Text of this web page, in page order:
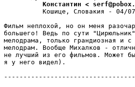
Константин <
Кошице, Словакия - 04/
Фильм неплохой, но он меня
большего! Ведь по сути
мелодрама, только гpандиозная и
мелодpам. Вообще Михалков -
не лучший из его фильмов. Может
я у него видел).